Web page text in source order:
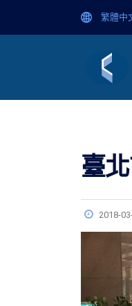
繁體中
臺
2018-